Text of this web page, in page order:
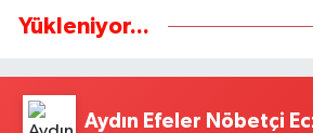
Yükleniyor...
Aydın Efeler Nöbetçi